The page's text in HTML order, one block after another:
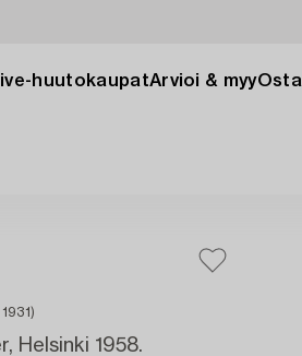
huutokaupatArvioi & myyOsta
Helsinki 1958.